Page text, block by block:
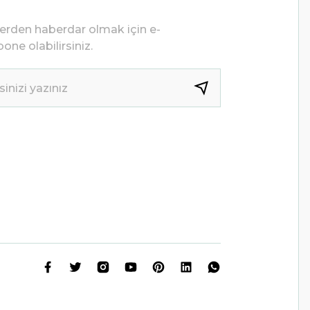
haberdar olmak için e-
olabilirsiniz.